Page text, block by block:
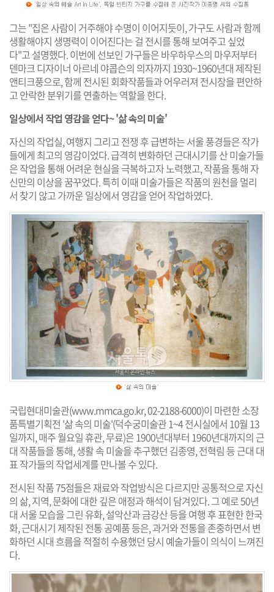
그는 "집은 사람이 거주해야 수명이 이어지듯이, 가구도 사람과 함께
생활해야지 생명력이 이어진다는 걸 전시를 통해 보여주고 싶었
다"고 설명했다. 이번에 선보인 가구들은 바우하우스의 마우저부터
덴마크 디자이너 아르네 야콥슨의 의자까지 1930~1960년대 제작된
앤티크풍으로, 함께 전시된 회화작품들과 어우러져 전시장을 편안하
고 안락한 분위기를 연출하는 역할을 한다.
일상에서 작업 영감을 얻다~ '삶 속의 미술'
자신의 작업실, 여행지 그리고 전쟁 후 급변하는 서울 풍경들은 작가
들에게 최고의 영감이었다. 급격히 변화하던 근대시기를 산 미술가들
은 작업을 통해 어려운 현실을 극복하고자 노력했고, 작품을 통해 자
신만의 이상을 꿈꾸었다. 특히 이때 미술가들은 작품의 원천을 멀리
서 찾기 않고 가까운 일상에서 영감을 얻어 작업하였다.
국립현대미술관(www.mmca.go.kr, 02-2188-6000)이 마련한 소장
품특별기획전 '삶 속의 미술'(덕수궁미술관 1~4 전시실에서 10월 13
일까지, 매주 월요일 휴관, 무료)은 1900년대부터 1960년대까지의 근
대 작품들을 통해, 생활 속 미술을 추구했던 김종영, 전혁림 등 근대 대
표 작가들의 작업세계를 만나볼 수 있다.
전시된 작품 75점들은 재료와 작업방식은 다르지만 공통적으로 자신
의 삶, 지역, 문화에 대한 깊은 애정과 해석이 담겨있다. 그 예로 50년
대 서울 모습을 그린 유화, 설악산과 금강산 등을 여행 후 표현한 한국
화, 근대시기 제작된 전통 공예품 등은, 과거와 전통을 존중하면서 변
화하던 시대 흐름을 적절히 수용했던 당시 예술가들이 의식이 느껴진
다.